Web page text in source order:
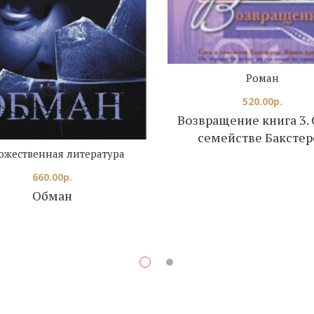
Обман
литература
660.00р.
Возвращение книга 3.
семействе
Роман
520.00р.